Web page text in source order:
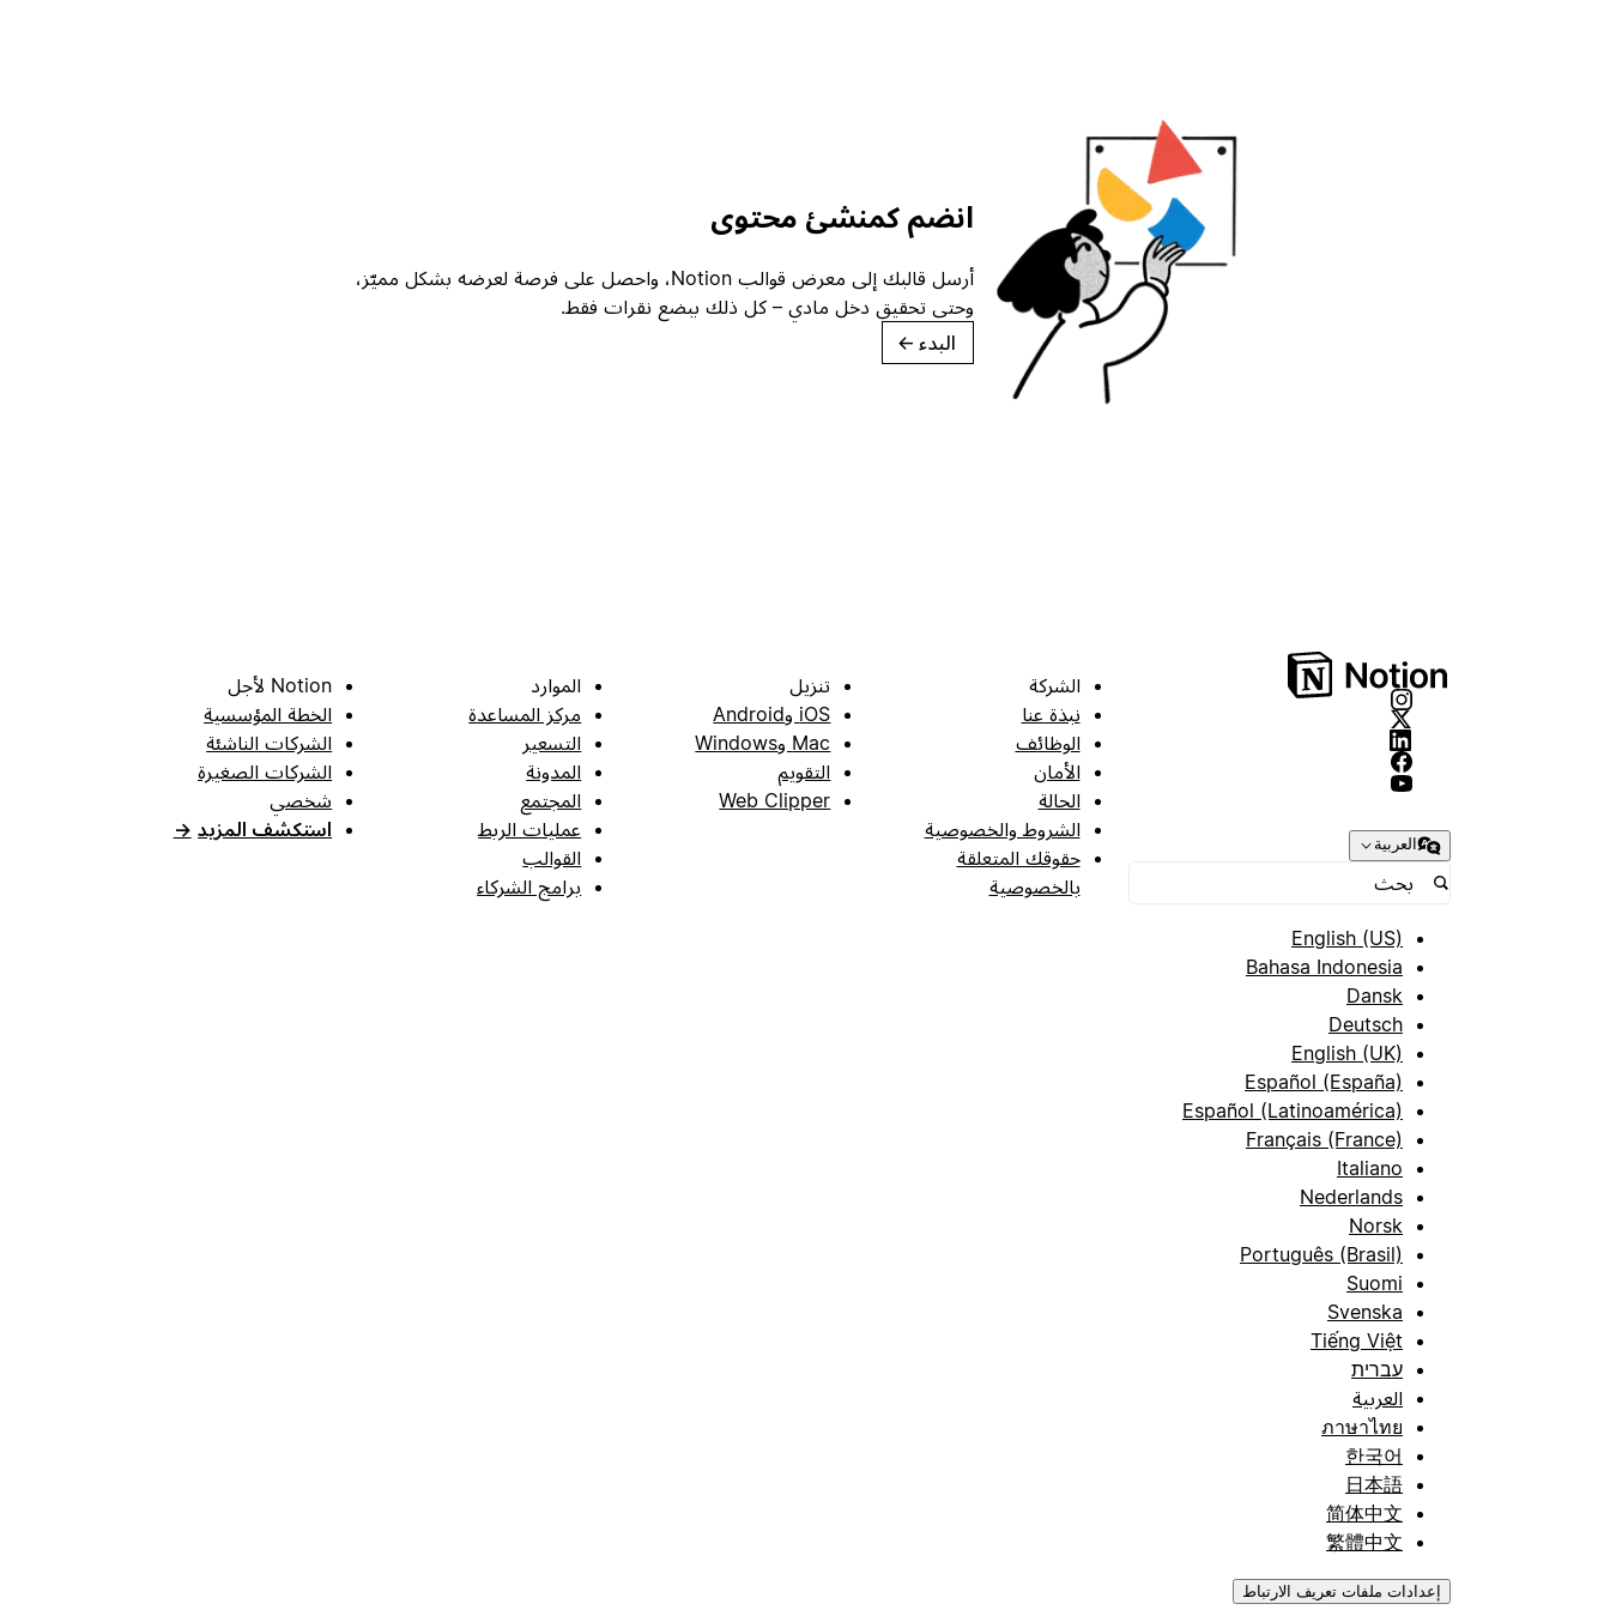
انضم كمنشئ محتوى
أرسل قالبك إلى معرض قوالب Notion، واحصل على فرصة لعرضه بشكل مميّز،
وحتى تحقيق دخل مادي – كل ذلك ببضع نقرات فقط.
البدء →
العربية
English (US)
Bahasa Indonesia
Dansk
Deutsch
English (UK)
Español (España)
Español (Latinoamérica)
Français (France)
Italiano
Nederlands
Norsk
Português (Brasil)
Suomi
Svenska
Tiếng Việt
עברית
العربية
ภาษาไทย
한국어
日本語
简体中文
繁體中文
إعدادات ملفات تعريف الارتباط
الشركة
نبذة عنا
الوظائف
الأمان
الحالة
الشروط والخصوصية
حقوقك المتعلقة
بالخصوصية
تنزيل
iOS وAndroid
Mac وWindows
التقويم
Web Clipper
الموارد
مركز المساعدة
التسعير
المدونة
المجتمع
عمليات الربط
القوالب
برامج الشركاء
Notion لأجل
الخطة المؤسسية
الشركات الناشئة
الشركات الصغيرة
شخصي
استكشف المزيد →